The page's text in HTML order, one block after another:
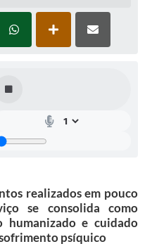
realizados em pouco
se consolida como
humanizado e cuidado
psíquico